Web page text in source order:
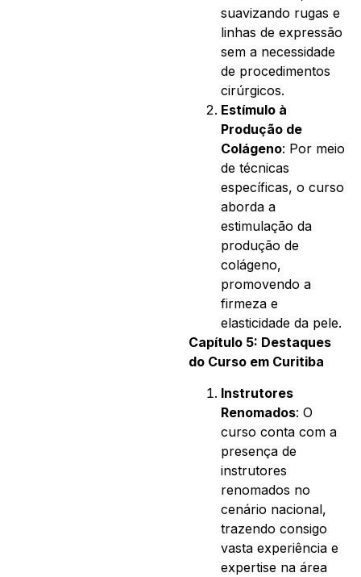
suavizando rugas e
linhas de expressão
sem a necessidade
de procedimentos
cirúrgicos.
Estímulo à
Produção de
Colágeno: Por meio
de técnicas
específicas, o curso
aborda a
estimulação da
produção de
colágeno,
promovendo a
firmeza e
elasticidade da pele.
Capítulo 5: Destaques
do Curso em Curitiba
Instrutores
Renomados: O
curso conta com a
presença de
instrutores
renomados no
cenário nacional,
trazendo consigo
vasta experiência e
expertise na área